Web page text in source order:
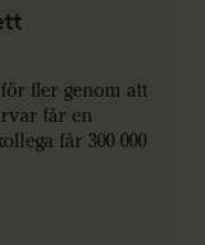
fler genom att
får en
får 300 000